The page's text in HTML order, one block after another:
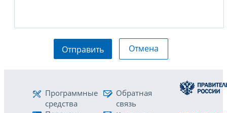
Отправить Отмена
Программные
средства
Обратная
связь